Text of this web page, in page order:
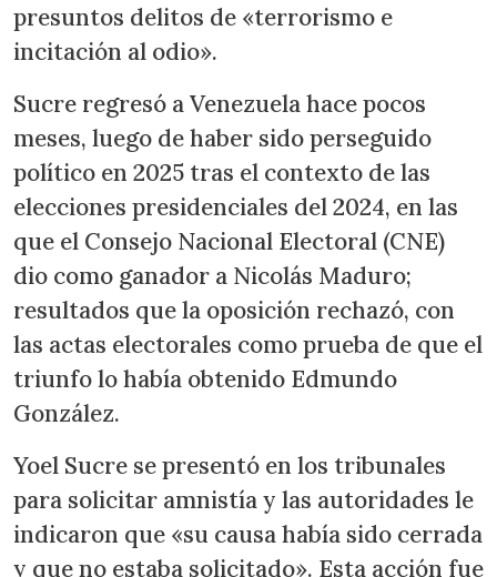
presuntos delitos de «terrorismo e
incitación al odio».
Sucre regresó a Venezuela hace pocos
meses, luego de haber sido perseguido
político en 2025 tras el contexto de las
elecciones presidenciales del 2024, en las
que el Consejo Nacional Electoral (CNE)
dio como ganador a Nicolás Maduro;
resultados que la oposición rechazó, con
las actas electorales como prueba de que el
triunfo lo había obtenido Edmundo
González.
Yoel Sucre se presentó en los tribunales
para solicitar amnistía y las autoridades le
indicaron que «su causa había sido cerrada
y que no estaba solicitado». Esta acción fue